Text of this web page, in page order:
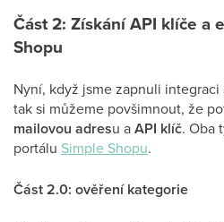
Část 2: Získání API klíče a
Shopu
Nyní, když jsme zapnuli
tak si můžeme povšimnout, že
mailovou adresu aAPI klíč. Oba
portálu Simple Shopu.
Část 2.0: ověření kategorie